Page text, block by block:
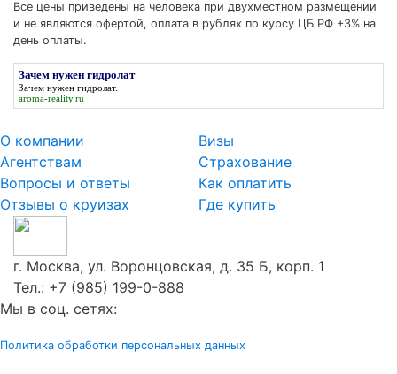
Все цены приведены на человека при двухместном размещении
и не являются офертой, оплата в рублях по курсу ЦБ РФ +3% на
день оплаты.
Зачем нужен гидролат
Зачем нужен гидролат.
aroma-reality.ru
О компании
Агентствам
Вопросы и ответы
Отзывы о круизах
Визы
Страхование
Как оплатить
Где купить
г. Москва, ул. Воронцовская, д. 35 Б, корп. 1
Тел.: +7 (985) 199-0-888
Мы в соц. сетях:
Политика обработки персональных данных